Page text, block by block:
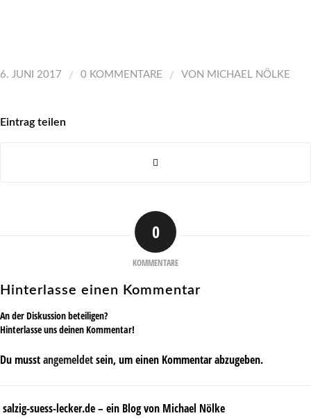
6. JUNI 2017 / 0 KOMMENTARE / VON MICHAEL NÖLKE
Eintrag teilen
0
KOMMENTARE
Hinterlasse einen Kommentar
An der Diskussion beteiligen?
Hinterlasse uns deinen Kommentar!
Du musstangemeldetsein, um einen Kommentar abzugeben.
salzig-suess-lecker.de – ein Blog von Michael Nölke